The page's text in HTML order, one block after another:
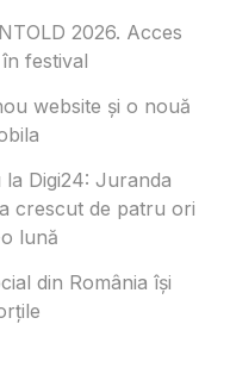
2026. Acces
festival
website și o nouă
Digi24: Juranda
crescut de patru ori
lună
din România își